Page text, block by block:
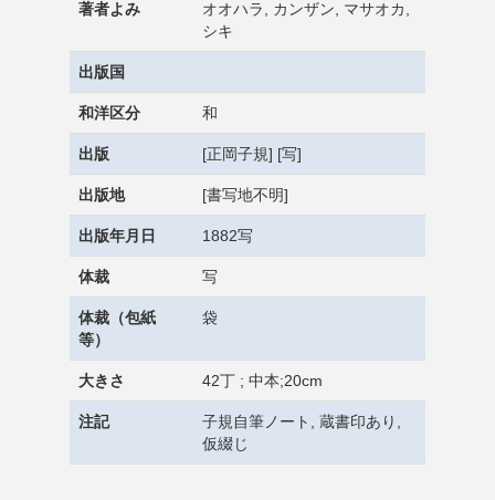
著者よみ
オオハラ, カンザン, マサオカ,
シキ
出版国
和洋区分 和
出版 [正岡子規] [写]
出版地 [書写地不明]
出版年月日 1882写
体裁 写
体裁（包紙
等）
袋
大きさ 42丁 ; 中本;20cm
注記
子規自筆ノート, 蔵書印あり,
仮綴じ